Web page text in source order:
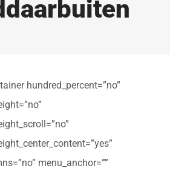
hundred_percent=”no”
menu_anchor=””